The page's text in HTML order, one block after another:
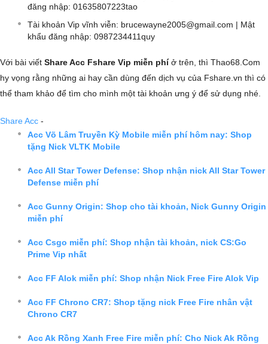
đăng nhập: 01635807223tao
Tài khoản Vip vĩnh viễn: brucewayne2005@gmail.com | Mật
khẩu đăng nhập: 0987234411quy
Với bài viết Share Acc Fshare Vip miễn phíở trên, thì Thao68.Com
hy vọng rằng những ai hay cần dùng đến dịch vụ của Fshare.vn thì có
thể tham khảo để tìm cho mình một tài khoản ưng ý để sử dụng nhé.
Share Acc -
Acc Võ Lâm Truyền Kỳ Mobile miễn phí hôm nay: Shop
tặng Nick VLTK Mobile
Acc All Star Tower Defense: Shop nhận nick All Star Tower
Defense miễn phí
Acc Gunny Origin: Shop cho tài khoản, Nick Gunny Origin
miễn phí
Acc Csgo miễn phí: Shop nhận tài khoản, nick CS:Go
Prime Vip nhất
Acc FF Alok miễn phí: Shop nhận Nick Free Fire Alok Vip
Acc FF Chrono CR7: Shop tặng nick Free Fire nhân vật
Chrono CR7
Acc Ak Rồng Xanh Free Fire miễn phí: Cho Nick Ak Rồng